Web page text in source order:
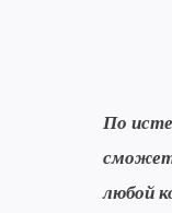
По
любой